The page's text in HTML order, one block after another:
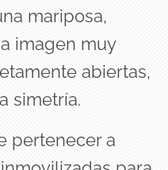
mariposa,
imagen muy
abiertas,
simetría.
pertenecer a